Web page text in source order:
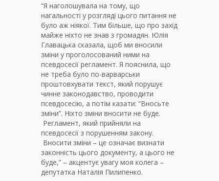
“Я наголошувала на тому, що
нагальності у розгляді цього питання не
було аж ніякої. Тим більше, що про захід
майже ніхто не знав з громадян. Юлія
Главацька сказала, щоб ми вносили
зміни у проголосований ними на
псевдосесії регламент. Я пояснила, що
не треба було по-варварськи
проштовхувати текст, який порушує
чинне законодавство, проводити
псевдосесію, а потім казати: “Вносьте
зміни”. Ніхто зміни вносити не буде.
Регламент, який прийняли на
псевдосесії з порушенням закону.
Вносити зміни – це означає визнати
законність цього документу, а цього не
буде,” – акцентує увагу моя колега –
депутатка Наталія Пилипенко.